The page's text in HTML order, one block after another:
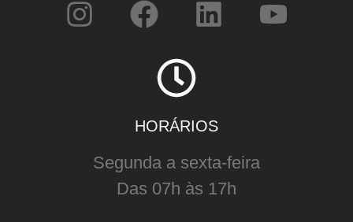
HORÁRIOS
Segunda a sexta-feira
Das 07h às 17h